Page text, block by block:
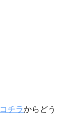
コチラからどう